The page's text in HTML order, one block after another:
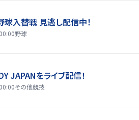
入替戦 見逃し配信中！
野球
JAPANをライブ配信！
その他競技